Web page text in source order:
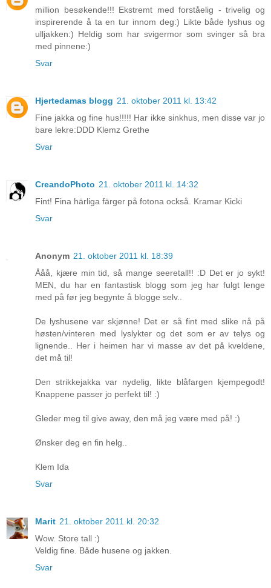
million besøkende!!! Ekstremt med forståelig - trivelig og
inspirerende å ta en tur innom deg:) Likte både lyshus og
ulljakken:) Heldig som har svigermor som svinger så bra
med pinnene:)
Svar
Hjertedamas blogg 21. oktober 2011 kl. 13:42
Fine jakka og fine hus!!!!! Har ikke sinkhus, men disse var jo
bare lekre:DDD Klemz Grethe
Svar
CreandoPhoto 21. oktober 2011 kl. 14:32
Fint! Fina härliga färger på fotona också. Kramar Kicki
Svar
Anonym 21. oktober 2011 kl. 18:39
Ååå, kjære min tid, så mange seeretall!! :D Det er jo sykt!
MEN, du har en fantastisk blogg som jeg har fulgt lenge
med på før jeg begynte å blogge selv..
De lyshusene var skjønne! Det er så fint med slike nå på
høsten/vinteren med lyslykter og det som er av telys og
lignende.. Her i heimen har vi masse av det på kveldene,
det må til!
Den strikkejakka var nydelig, likte blåfargen kjempegodt!
Knappene passer jo perfekt til! :)
Gleder meg til give away, den må jeg være med på! :)
Ønsker deg en fin helg..
Klem Ida
Svar
Marit 21. oktober 2011 kl. 20:32
Wow. Store tall :)
Veldig fine. Både husene og jakken.
Svar